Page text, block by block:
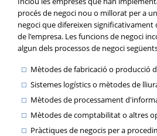
procés de negoci nou o millorat per a
negoci que difereixen significativament
de l'empresa. Les funcions de negoci
algun dels processos de negoci
Mètodes de fabricació o producció
Sistemes logístics o mètodes de
Mètodes de processament
Mètodes de comptabilitat o altres
Pràctiques de negocis per a